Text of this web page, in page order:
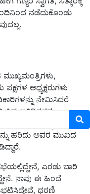
ನಡೆದುಕೊಂಡು
ಅಧ್ಯಕ್ಷರುಗಳು
ನೇಮಿಸಿದರೆ
ಅತಿಥಿಗಳನ್ನು
ಉಪಸಭಾಧ್ಯಕ್ಷರ
ಹರಿದು ಅವರ ಮುಖದ
ಎರಡು ಬಾರಿ
ನಾವು ಈ ಹಿಂದೆ
ಧರಣಿ